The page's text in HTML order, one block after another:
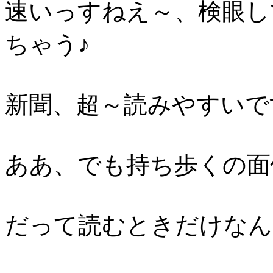
速いっすねえ～、検眼
ちゃう♪
新聞、超～読みやすい
ああ、でも持ち歩くの
だって読むときだけな